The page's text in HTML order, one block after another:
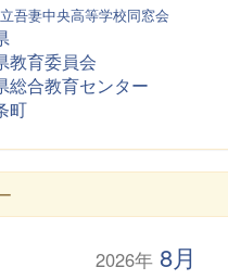
吾妻中央高等学校同窓会
教育委員会
総合教育センター
町
2026年8月